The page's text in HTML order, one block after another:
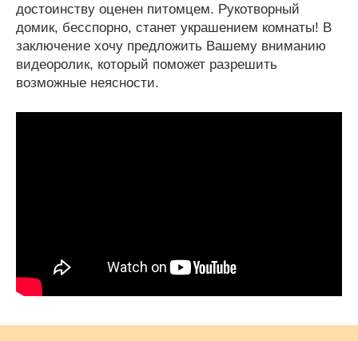
достоинству оценен питомцем. Рукотворный
домик, бесспорно, станет украшением комнаты! В
заключение хочу предложить Вашему вниманию
видеоролик, который поможет разрешить
возможные неясности.